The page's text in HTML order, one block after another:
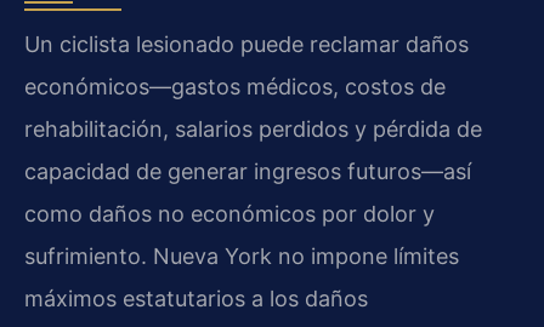
Un ciclista lesionado puede reclamar daños
económicos—gastos médicos, costos de
rehabilitación, salarios perdidos y pérdida de
capacidad de generar ingresos futuros—así
como daños no económicos por dolor y
sufrimiento. Nueva York no impone límites
máximos estatutarios a los daños